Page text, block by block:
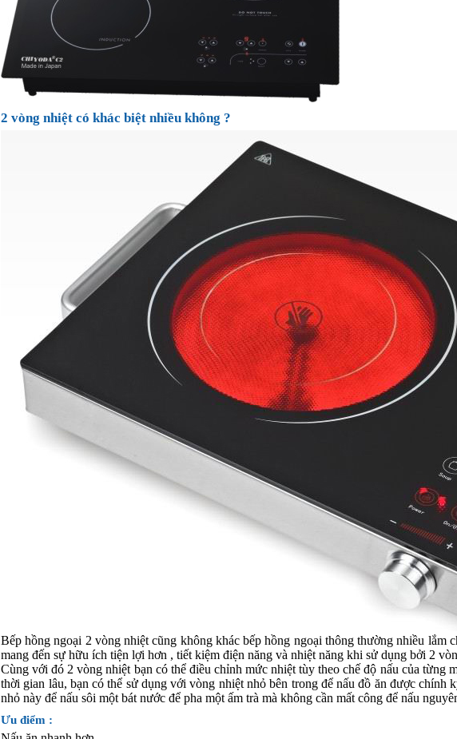
2 vòng nhiệt có khác biệt nhiều không ?
Bếp hồng ngoại 2 vòng nhiệt cũng không khác bếp hồng ngoại thông thường nhiều
mang đến sự hữu ích tiện lợi hơn , tiết kiệm điện năng và nhiệt năng khi sử dụng bởi 2
Cùng với đó 2 vòng nhiệt bạn có thể điều chỉnh mức nhiệt tùy theo chế độ nấu của
thời gian lâu, bạn có thể sử dụng với vòng nhiệt nhỏ bên trong để nấu đồ ăn được
nhỏ này để nấu sôi một bát nước để pha một ấm trà mà không cần mất công để nấu
Ưu điểm :